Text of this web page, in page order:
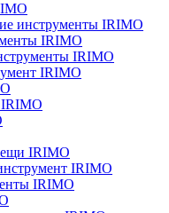
инструменты IRIMO
IRIMO
IRIMO
IRIMO
IRIMO
IRIMO
IRIMO